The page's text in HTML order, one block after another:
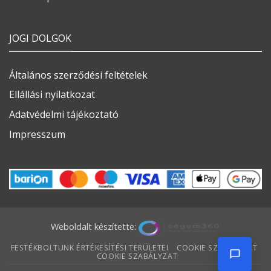
JOGI DOLGOK
Általános szerződési feltételek
Ellállási nyilatkozat
Adatvédelmi tájékoztató
Impresszum
Weboldalt készítette:
FESTÉKBOLTUNK ÉRTÉKESÍTÉSI TERÜLETEI
COOKIE SZABÁLYZAT
COOKIE SZABÁLYZAT